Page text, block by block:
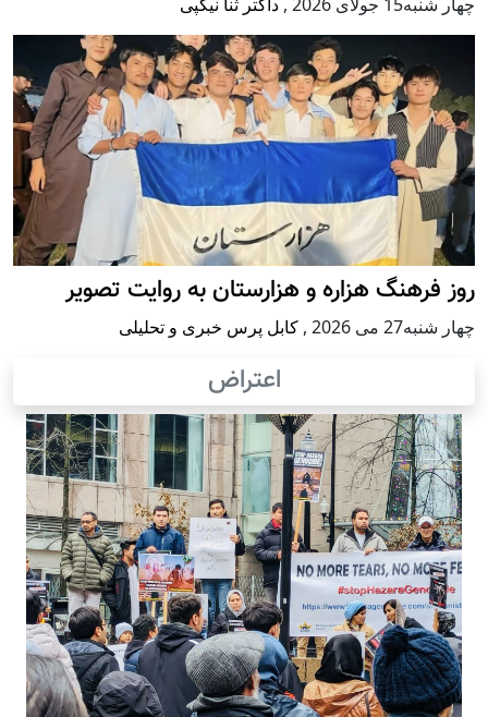
هزاره و هزارستان به روایت تصویر
می 2026 ,کابل پرس خبری و تحلیلی
اعتراض